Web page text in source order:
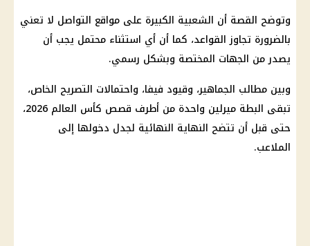
وتوضح القصة أن الشعبية الكبيرة على مواقع التواصل لا تعني
بالضرورة تجاوز القواعد، كما أن أي استثناء محتمل يجب أن
يصدر من الجهات المختصة وبشكل رسمي.
وبين مطالب الجماهير، وقيود فيفا، واحتمالات التصريح الخاص،
تبقى البطة ميرلين واحدة من أطرف قصص كأس العالم 2026
،
حتى قبل أن تتضح النهاية النهائية لجدل دخولها إلى
الملاعب.